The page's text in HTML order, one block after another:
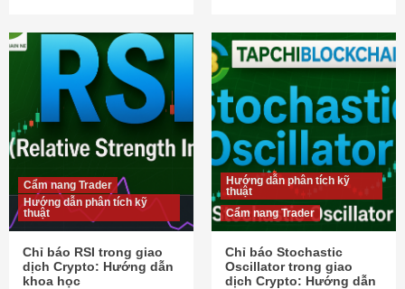
Cẩm nang Trader
Hướng dẫn phân tích kỹ
thuật
Chỉ báo RSI trong giao
dịch Crypto: Hướng dẫn
khoa học
Hướng dẫn phân tích kỹ
thuật
Cẩm nang Trader
Chỉ báo Stochastic
Oscillator trong giao
dịch Crypto: Hướng dẫn